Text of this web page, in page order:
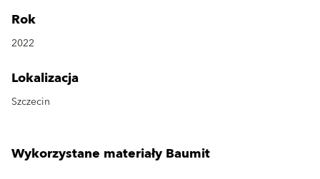
Rok
2022
Lokalizacja
Szczecin
Wykorzystane materiały Baumit